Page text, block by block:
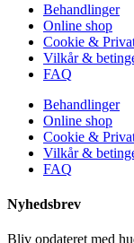
Behandlinger
Online shop
Cookie &
Vilkår &
FAQ
Behandlinger
Online shop
Cookie &
Vilkår &
FAQ
Nyhedsbrev
Bliv opdateret med